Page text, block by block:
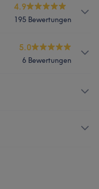
4.9
195 Bewertungen
5.0
6 Bewertungen